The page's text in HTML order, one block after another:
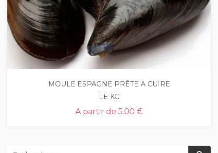
MOULE ESPAGNE PRÊTE A CUIRE
LE KG
A partir de 5.00 €